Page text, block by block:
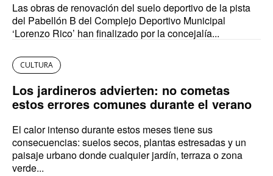
Las obras de renovación del suelo deportivo de la pista
del Pabellón B del Complejo Deportivo Municipal
‘Lorenzo Rico’ han finalizado por la concejalía...
CULTURA
Los jardineros advierten: no cometas
estos errores comunes durante el verano
El calor intenso durante estos meses tiene sus
consecuencias: suelos secos, plantas estresadas y un
paisaje urbano donde cualquier jardín, terraza o zona
verde...